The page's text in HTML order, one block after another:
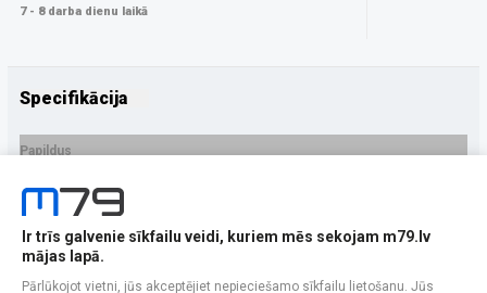
7 - 8 darba dienu laikā
Specifikācija
Papildus
Ražotājs
PRECES APRAKSTS
EAN - 4896238000877
Ir trīs galvenie sīkfailu veidi, kuriem mēs sekojam m79.lv
mājas lapā.
Pārlūkojot vietni, jūs akceptējiet nepieciešamo sīkfailu lietošanu. Jūs